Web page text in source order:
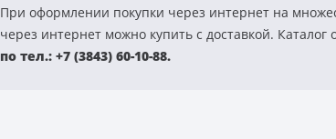
При оформлении покупки через интернет на
через интернет можно купить с доставкой.
по тел.: +7 (3843) 60-10-88.